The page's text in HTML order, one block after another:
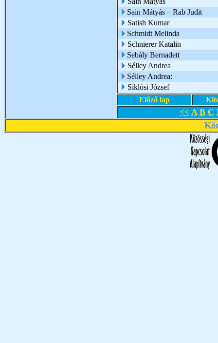
Sain Mátyás – Rab Judit
Satish Kumar
Schmidt Melinda
Schnierer Katalin
Sebály Bernadett
Sélley Andrea
Sélley Andrea:
Siklósi József
Előző lap
<< A B C